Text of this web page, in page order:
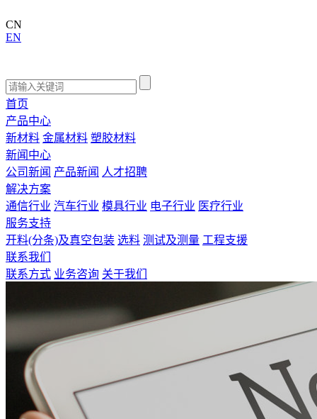
CN
EN
首页
产品中心
新材料 金属材料 塑胶材料
新闻中心
公司新闻 产品新闻 人才招聘
解决方案
通信行业 汽车行业 模具行业 电子行业 医疗行业
服务支持
开料(分条)及真空包装 选料 测试及测量 工程支援
联系我们
联系方式 业务咨询 关于我们